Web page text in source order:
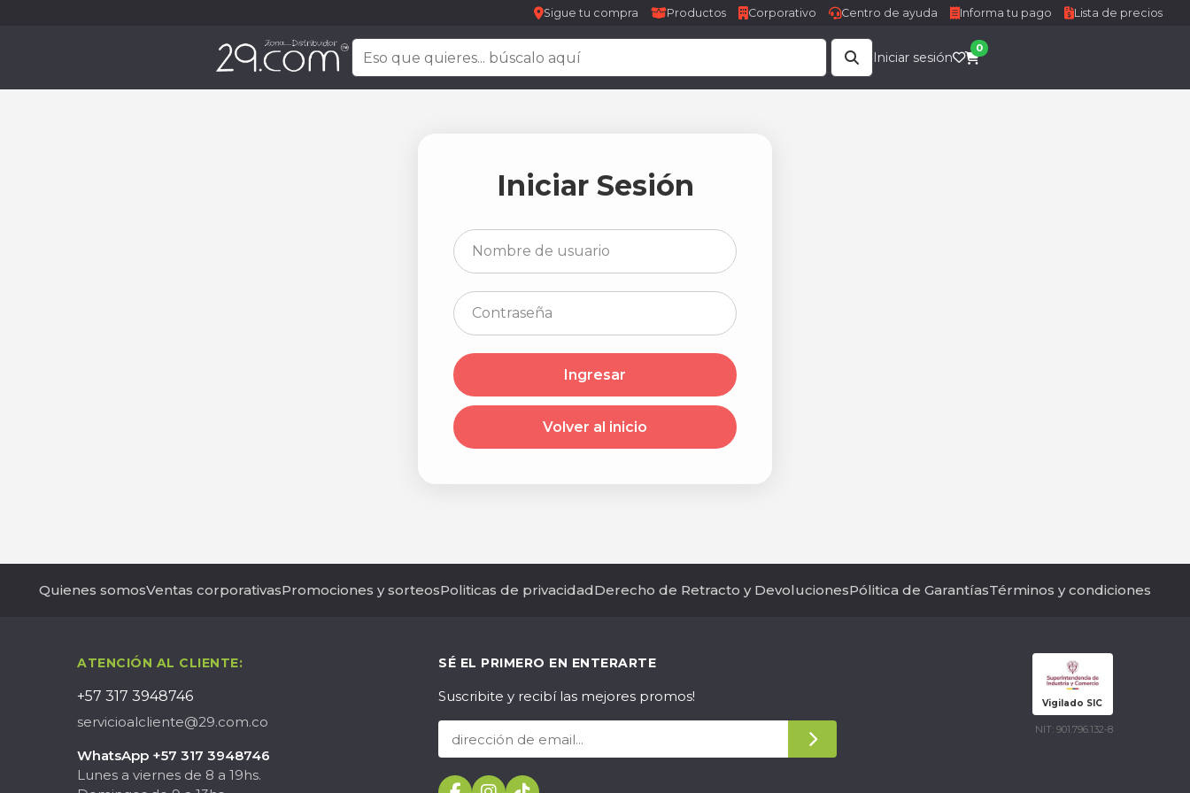
Sigue tu compra Productos Corporativo Centro de ayuda Informa tu pago Lista de precios
Iniciar sesión
0
Iniciar Sesión
Ingresar
Volver al inicio
Quienes somosVentas corporativasPromociones y sorteosPoliticas de privacidadDerecho de Retracto y DevolucionesPólitica de GarantíasTérminos y condiciones
ATENCIÓN AL CLIENTE:
+57 317 3948746
servicioalcliente@29.com.co
WhatsApp +57 317 3948746
Lunes a viernes de 8 a 19hs.
SÉ EL PRIMERO EN ENTERARTE
Suscribite y recibí las mejores promos! Vigilado SIC
NIT: 901.796.132-8